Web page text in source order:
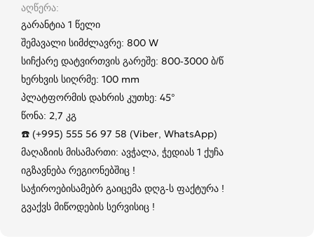
აღწერა
გარანტია 1 წელი
შემავალი სიმძლავრე: 800 W
სიჩქარე დატვირთვის გარეშე: 800-3000 ბ/წ
ხერხვის სიღრმე: 100 mm
პლატფორმის დახრის კუთხე: 45°
წონა: 2,7 კგ
☎️ (+995) 555 56 97 58 (Viber, WhatsApp)
მაღაზიის მისამართი: ავჭალა, ჭედიას 1 ქუჩა
იგზავნება რეგიონებშიც !
საჭიროებისამებრ გაიცემა დღგ-ს ფაქტურა !
გვაქვს მიწოდების სერვისიც !